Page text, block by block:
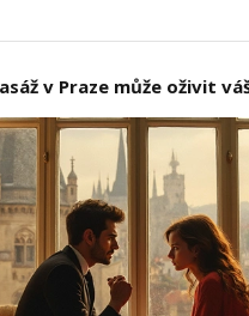
v Praze může oživit